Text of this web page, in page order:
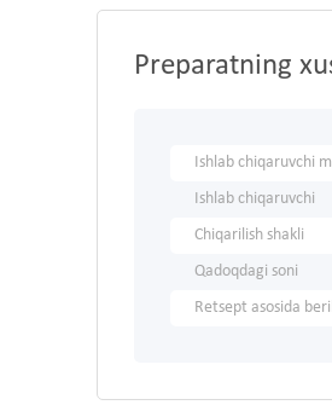
Preparatning
Ishlab chiqaruvchi
Ishlab chiqaruvchi
Chiqarilish shakli
Qadoqdagi soni
Retsept asosida